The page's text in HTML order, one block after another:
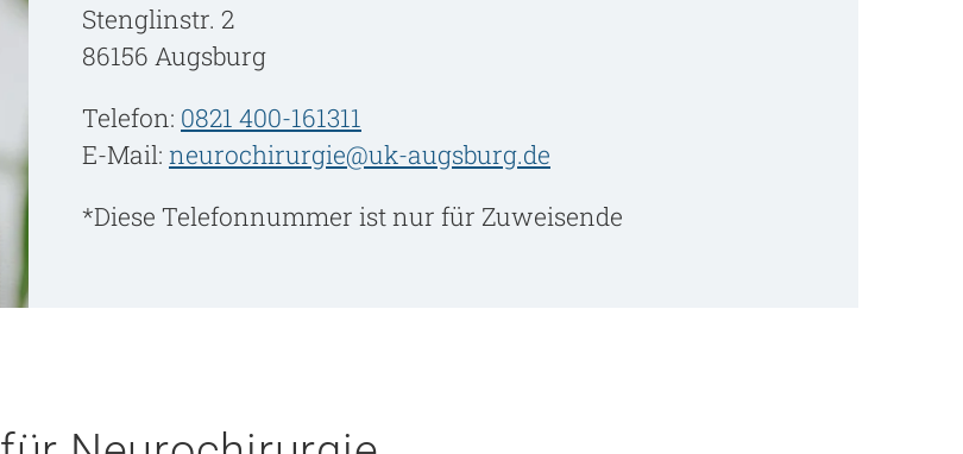
Stenglinstr. 2
86156 Augsburg
Telefon: 0821 400-161311
E-Mail: neurochirurgie@uk-augsburg.de
*Diese Telefonnummer ist nur für Zuweisende